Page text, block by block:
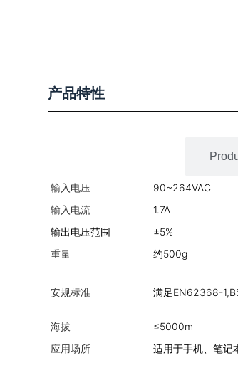
产品特性
输入电压 90~264VAC
输入电流
1.7A
输出电压范围
±5%
重量
约500g
安规标准
满足EN62368-
海拔 ≤5000m
应用场所
适用于手机、笔记